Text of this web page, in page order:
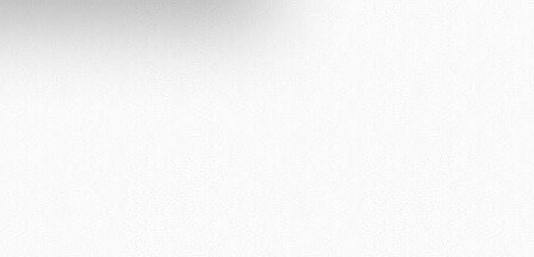
kullanılmaktadır. Bu
ve sizlere yönelik
detaylı bilgi için Ayarlar
ve sitemizde ilgili